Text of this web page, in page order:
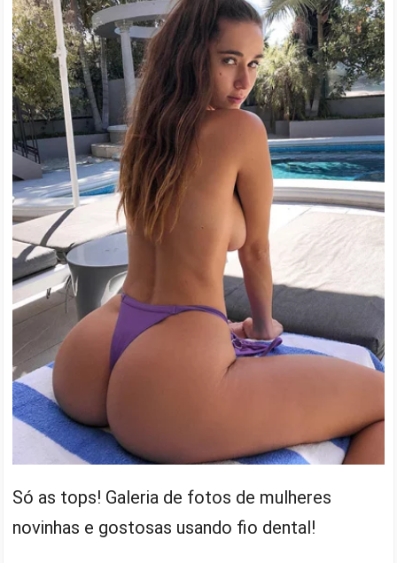
Só as tops! Galeria de fotos de mulheres
novinhas e gostosas usando fio dental!